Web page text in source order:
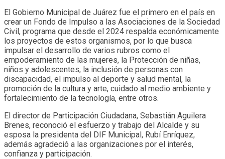
El Gobierno Municipal de Juárez fue el primero en el país en
crear un Fondo de Impulso a las Asociaciones de la Sociedad
Civil, programa que desde el 2024 respalda económicamente
los proyectos de estos organismos, por lo que busca
impulsar el desarrollo de varios rubros como el
empoderamiento de las mujeres, la Protección de niñas,
niños y adolescentes, la inclusión de personas con
discapacidad, el impulso al deporte y salud mental, la
promoción de la cultura y arte, cuidado al medio ambiente y
fortalecimiento de la tecnología, entre otros.
El director de Participación Ciudadana, Sebastián Aguilera
Brenes, reconoció el esfuerzo y trabajo del Alcalde y su
esposa la presidenta del DIF Municipal, Rubí Enríquez,
además agradeció a las organizaciones por el interés,
confianza y participación.